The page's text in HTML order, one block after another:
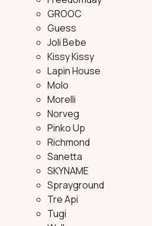
GROOC
Guess
Joli Bebe
Kissy Kissy
Lapin House
Molo
Morelli
Norveg
Pinko Up
Richmond
Sanetta
SKYNAME
Sprayground
Tre Api
Tugi